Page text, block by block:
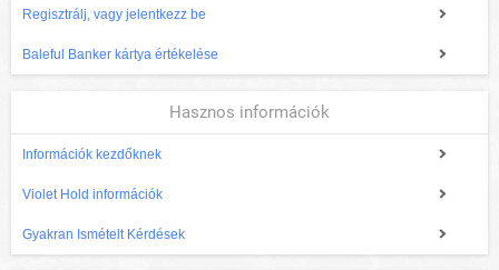
Regisztrálj, vagy jelentkezz be
Baleful Banker kártya értékelése
Hasznos információk
Információk kezdőknek
Violet Hold információk
Gyakran Ismételt Kérdések